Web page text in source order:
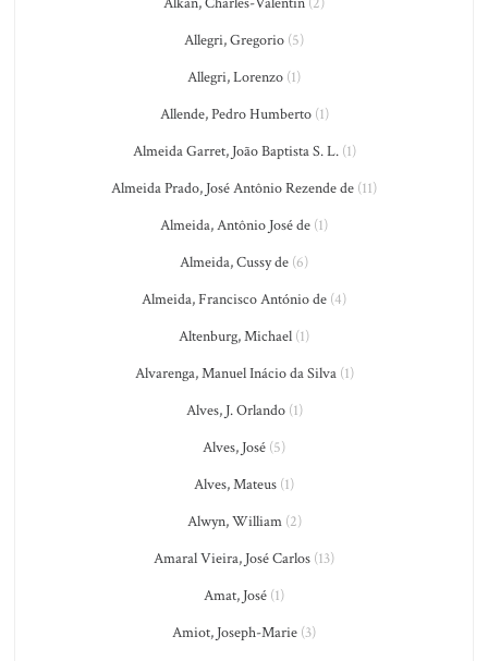
Allegri, Gregorio (5)
Allegri, Lorenzo (1)
Allende, Pedro Humberto(1)
Almeida Garret, João Baptista S. L.(1)
Almeida Prado, José Antônio Rezende de (11)
Almeida, Antônio José de (1)
Almeida, Cussy de (6)
Almeida, Francisco António de (4)
Altenburg, Michael (1)
Alvarenga, Manuel Inácio da Silva(1)
Alves, J. Orlando(1)
Alves, José (5)
Alves, Mateus (1)
Alwyn, William(2)
Amaral Vieira, José Carlos (13)
Amat, José (1)
Amiot, Joseph-Marie (3)